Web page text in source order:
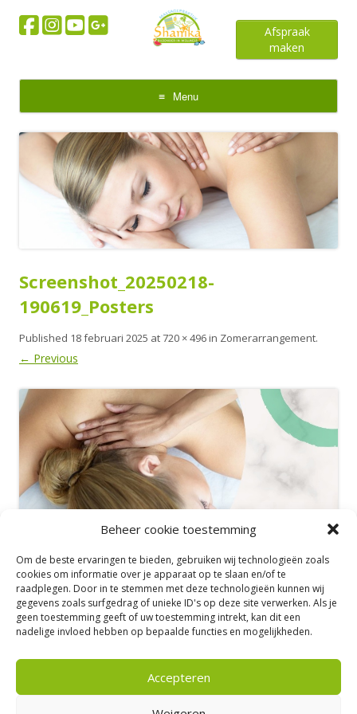
Beheer cookie toestemming
Om de beste ervaringen te bieden, gebruiken wij technologieën zoals
cookies om informatie over je apparaat op te slaan en/of te
raadplegen. Door in te stemmen met deze technologieën kunnen wij
gegevens zoals surfgedrag of unieke ID's op deze site verwerken. Als je
geen toestemming geeft of uw toestemming intrekt, kan dit een
nadelige invloed hebben op bepaalde functies en mogelijkheden.
Accepteren
Afspraak
maken
Menu
Skip
to
content
Screenshot_20250218-
190619_Posters
Published 18 februari 2025 at720 × 496in Zomerarrangement.
← Previous
Meerkoetweg 50 – 8446 JZ Heerenveen | Tel: 06-53194824 |
info@massagepraktijkshanika.nl